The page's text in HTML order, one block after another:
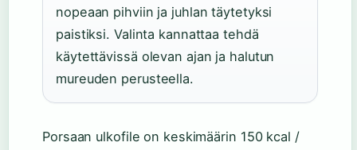
nopeaan pihviin ja juhlan täytetyksi
paistiksi. Valinta kannattaa tehdä
käytettävissä olevan ajan ja halutun
mureuden perusteella.
Porsaan ulkofile on keskimäärin 150 kcal /